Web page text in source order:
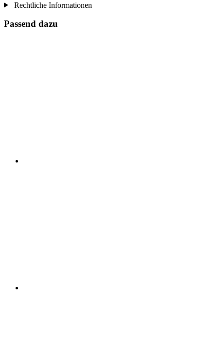
Rechtliche Informationen
Passend dazu